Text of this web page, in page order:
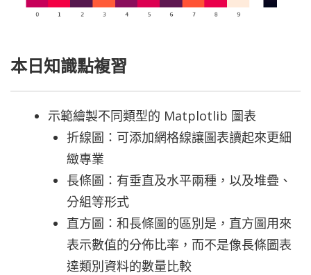
本日知識點複習
示範繪製不同類型的 Matplotlib 圖表
折線圖：可添加網格線讓圖表讀起來更細
緻專業
長條圖：有垂直及水平兩種，以及堆疊、
分組等形式
直方圖：和長條圖的區別是，直方圖用來
表示數值的分佈比率，而不是像長條圖表
達類別資料的數量比較